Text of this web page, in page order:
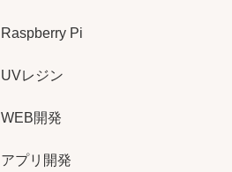
Raspberry Pi
UVレジン
WEB開発
アプリ開発